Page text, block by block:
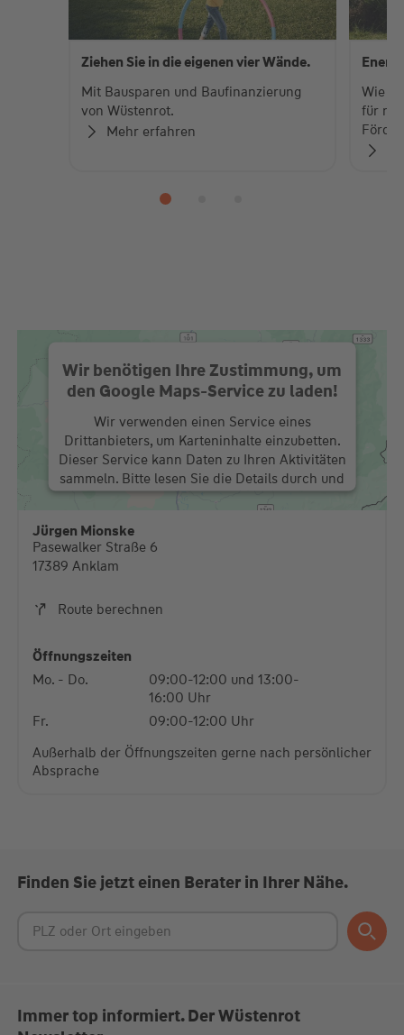
Ziehen Sie in die eigenen vier Wände.
Mit Bausparen und Baufinanzierung
von Wüstenrot.
Mehr erfahren
Wie
für
Wir benötigen Ihre Zustimmung, um
den Google Maps-Service zu laden!
Wir verwenden einen Service eines
Drittanbieters, um Karteninhalte einzubetten.
Dieser Service kann Daten zu Ihren Aktivitäten
sammeln. Bitte lesen Sie die Details durch und
stimmen Sie der Nutzung des Service zu, um
diese Karte anzuzeigen.
Mehr Informationen
Jürgen Mionske
Pasewalker Straße 6
17389 Anklam
Route berechnen
Öffnungszeiten
Mo. - Do.
09:00-12:00 und 13:00-
16:00 Uhr
Fr.
09:00-12:00 Uhr
Außerhalb der Öffnungszeiten gerne nach persönlicher
Absprache
Finden Sie jetzt einen Berater in Ihrer Nähe.
Immer top informiert. Der Wüstenrot